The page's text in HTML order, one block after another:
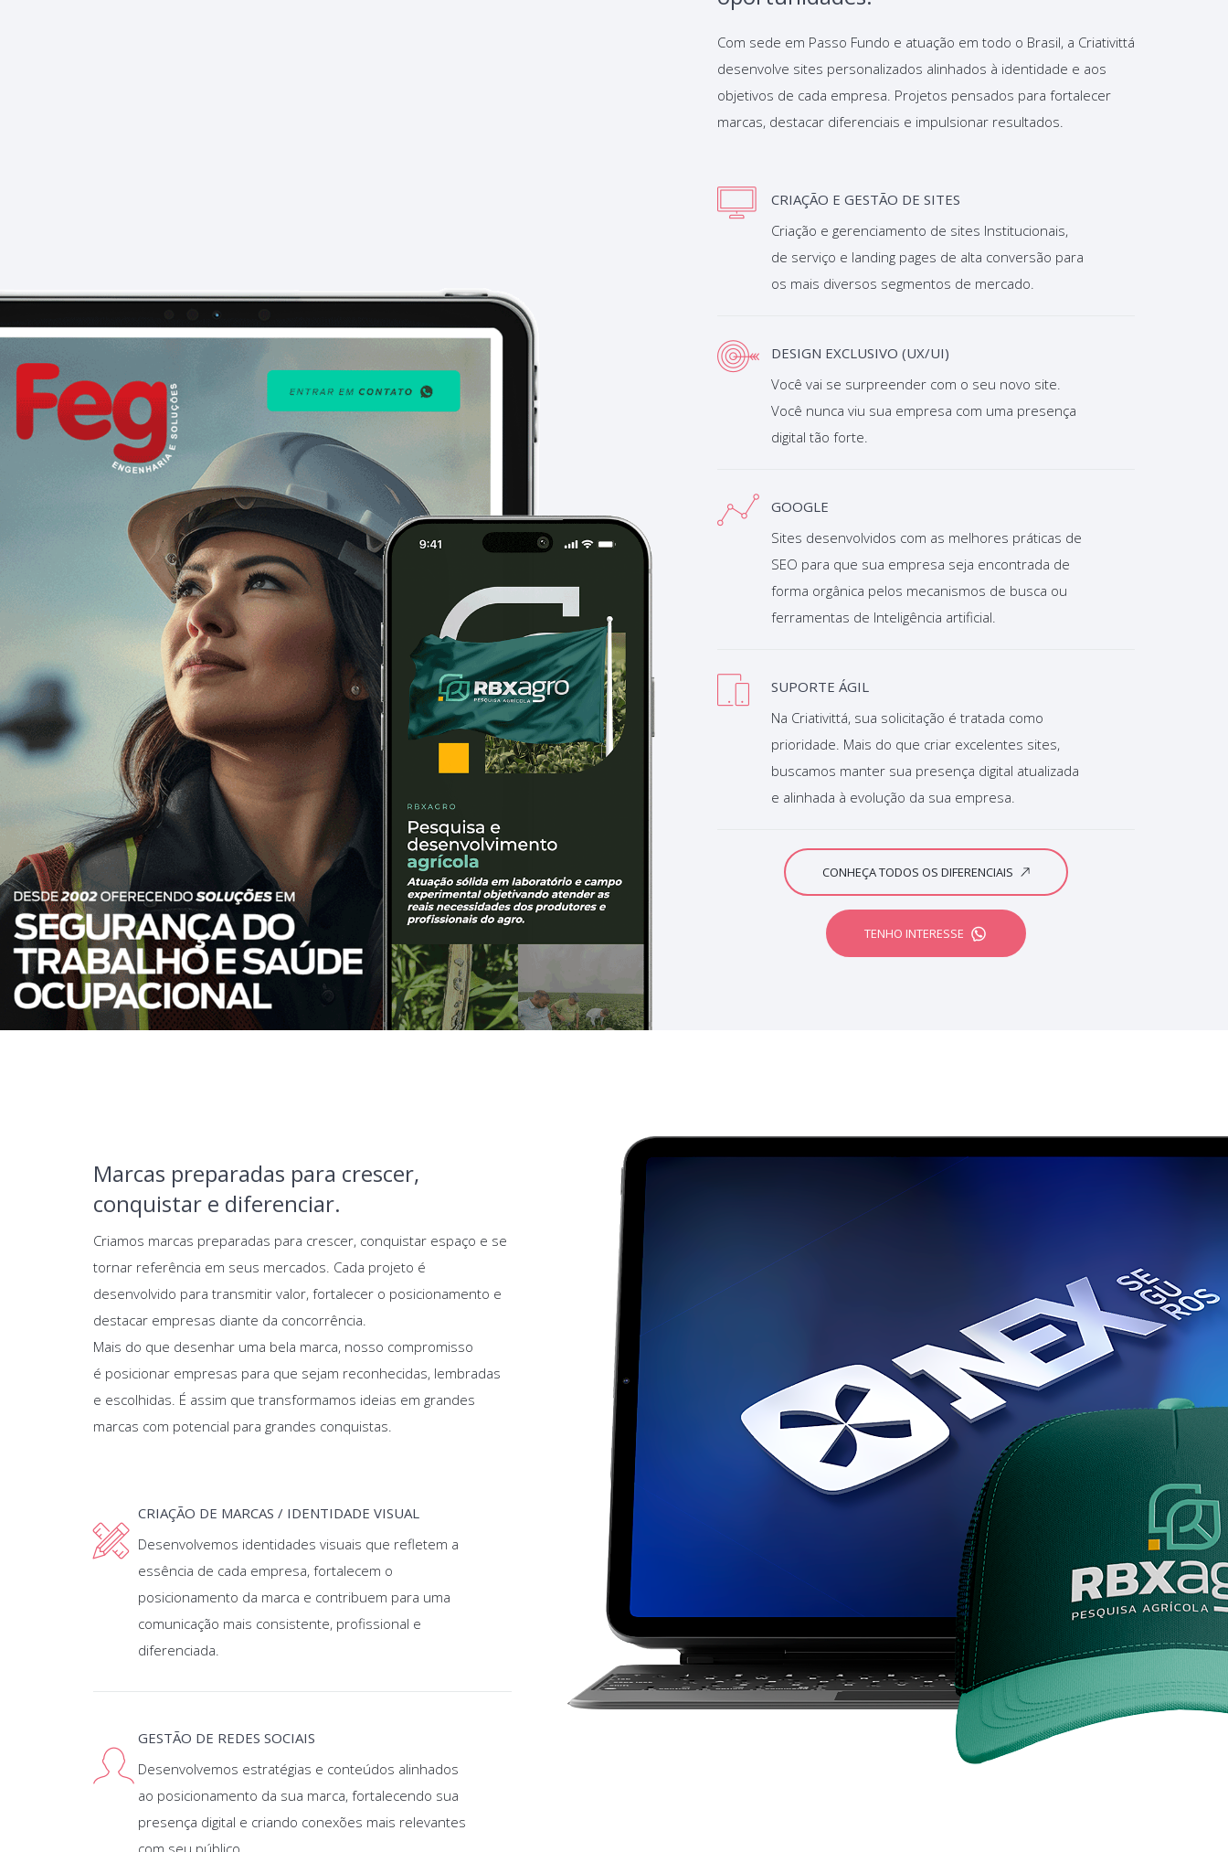
Com sede em Passo Fundo e atuação em todo o Brasil, a Criativittá
desenvolve sites personalizados alinhados à identidade e aos
objetivos de cada empresa. Projetos pensados para fortalecer
marcas, destacar diferenciais e impulsionar resultados.
CRIAÇÃO E GESTÃO DE SITES
Criação e gerenciamento de sites Institucionais,
de serviço e landing pages de alta conversão para
os mais diversos segmentos de mercado.
DESIGN EXCLUSIVO (UX/UI)
Você vai se surpreender com o seu novo site.
Você nunca viu sua empresa com uma presença
digital tão forte.
GOOGLE
Sites desenvolvidos com as melhores práticas de
SEO para que sua empresa seja encontrada de
forma orgânica pelos mecanismos de busca ou
ferramentas de Inteligência artificial.
SUPORTE ÁGIL
Na Criativittá, sua solicitação é tratada como
prioridade. Mais do que criar excelentes sites,
buscamos manter sua presença digital atualizada
e alinhada à evolução da sua empresa.
CONHEÇA TODOS OS DIFERENCIAIS
TENHO INTERESSE
Marcas preparadas para crescer,
conquistar e diferenciar.
Criamos marcas preparadas para crescer, conquistar espaço e se
tornar referência em seus mercados. Cada projeto é
desenvolvido para transmitir valor, fortalecer o posicionamento e
destacar empresas diante da concorrência.
Mais do que desenhar uma bela marca, nosso compromisso
é posicionar empresas para que sejam reconhecidas, lembradas
e escolhidas. É assim que transformamos ideias em grandes
marcas com potencial para grandes conquistas.
CRIAÇÃO DE MARCAS / IDENTIDADE VISUAL
Desenvolvemos identidades visuais que refletem a
essência de cada empresa, fortalecem o
posicionamento da marca e contribuem para uma
comunicação mais consistente, profissional e
diferenciada.
GESTÃO DE REDES SOCIAIS
Desenvolvemos estratégias e conteúdos alinhados
ao posicionamento da sua marca, fortalecendo sua
presença digital e criando conexões mais relevantes
com seu público.